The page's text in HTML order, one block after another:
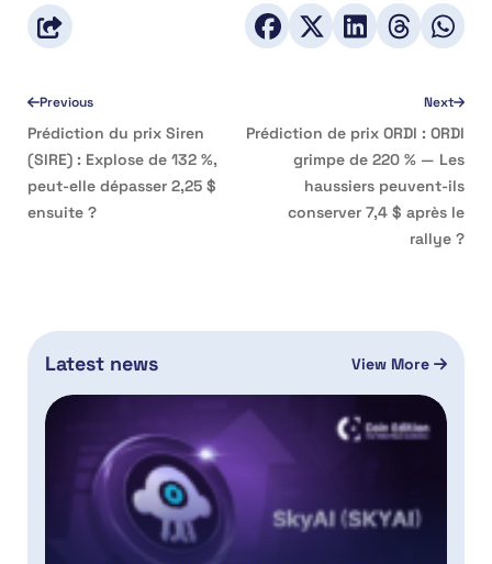
Previous
Prédiction du prix Siren
(SIRE) : Explose de 132 %,
peut-elle dépasser 2,25 $
ensuite ?
Next
Prédiction de prix ORDI : ORDI
grimpe de 220 % — Les
haussiers peuvent-ils
conserver 7,4 $ après le
rallye ?
Latest news View More